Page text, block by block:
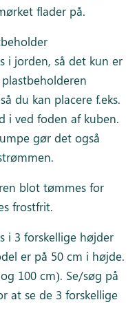
flader på.
i jorden, så det kun er
du kan placere f.eks.
i ved foden af kuben.
gør det også
blot tømmes for
frostfrit.
i 3 forskellige højder
er på 50 cm i højde.
100 cm). Se/søg på
at se de 3 forskellige